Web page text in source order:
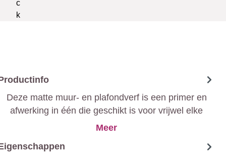
Deze matte muur- en plafondverf is een primer en
afwerking in één die geschikt is voor vrijwel elke
ruimte in huis. Hiermee geef je jouw muren een
Meer